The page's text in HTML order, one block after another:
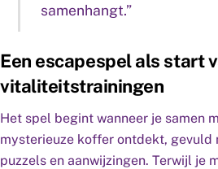
samenhangt.”
Een escapespel als start
vitaliteitstrainingen
Het spel begint wanneer je samen
mysterieuze koffer ontdekt, gevuld
puzzels en aanwijzingen. Terwijl je